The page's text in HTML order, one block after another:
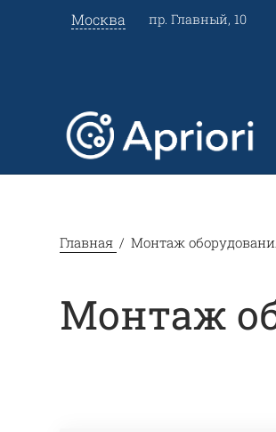
Москва пр. Главный, 10
Главная Монтаж
Монтаж